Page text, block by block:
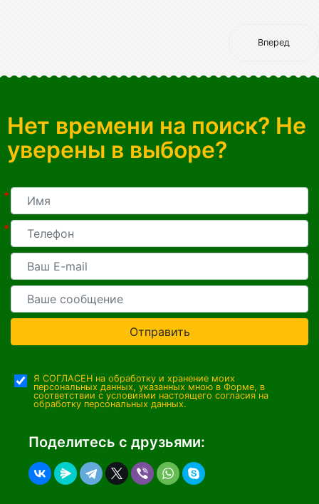
Вперед
Нет времени на поиск? Не
уверены в выборе?
*
*
Отправить
Я СОГЛАСЕН на обработку и хранение моих
персональных данных, указанных мною в Форме, в
соответствии с условиями настоящего согласия на
обработку персональных данных.
Поделитесь с друзьями: